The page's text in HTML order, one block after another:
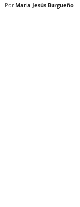
Por María Jesús Burgueño -